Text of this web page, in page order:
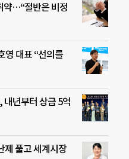
약…“절반은 비정
영 대표 “선의를
내년부터 상금 5억
제 풀고 세계시장